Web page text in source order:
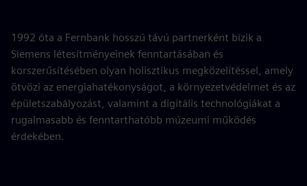
1992 óta a Fernbank hosszú távú partnerként bízik a
Siemens létesítményeinek fenntartásában és
korszerűsítésében olyan holisztikus megközelítéssel, amely
ötvözi az energiahatékonyságot, a környezetvédelmet és az
épületszabályozást, valamint a digitális technológiákat a
rugalmasabb és fenntarthatóbb múzeumi működés
érdekében.